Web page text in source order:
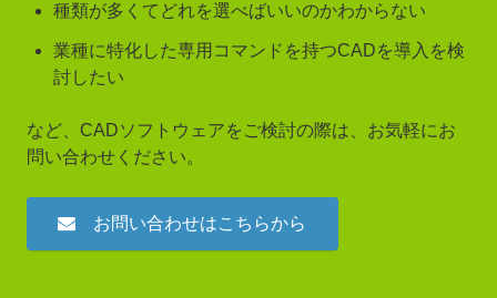
種類が多くてどれを選べばいいのかわからない
業種に特化した専用コマンドを持つCADを導入を検
討したい
など、CADソフトウェアをご検討の際は、お気軽にお
問い合わせください。
お問い合わせはこちらから